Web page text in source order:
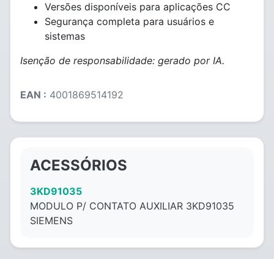
Versões disponíveis para aplicações CC
Segurança completa para usuários e
sistemas
Isenção de responsabilidade: gerado por IA.
EAN : 4001869514192
ACESSÓRIOS
3KD91035
MODULO P/ CONTATO AUXILIAR 3KD91035
SIEMENS